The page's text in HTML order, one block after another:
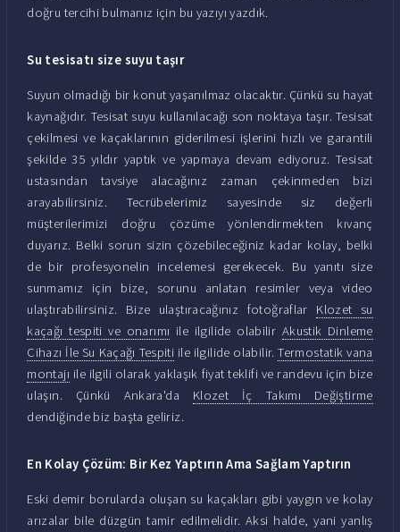
doğru tercihi bulmanız için bu yazıyı yazdık.
Su tesisatı size suyu taşır
Suyun olmadığı bir konut yaşanılmaz olacaktır. Çünkü su hayat
kaynağıdır. Tesisat suyu kullanılacağı son noktaya taşır. Tesisat
çekilmesi ve kaçaklarının giderilmesi işlerini hızlı ve garantili
şekilde 35 yıldır yaptık ve yapmaya devam ediyoruz. Tesisat
ustasından tavsiye alacağınız zaman çekinmeden bizi
arayabilirsiniz. Tecrübelerimiz sayesinde siz değerli
müşterilerimizi doğru çözüme yönlendirmekten kıvanç
duyarız. Belki sorun sizin çözebileceğiniz kadar kolay, belki
de bir profesyonelin incelemesi gerekecek. Bu yanıtı size
sunmamız için bize, sorunu anlatan resimler veya video
ulaştırabilirsiniz. Bize ulaştıracağınız fotoğraflar Klozet su
kaçağı tespiti ve onarımı ile ilgilide olabilir Akustik Dinleme
Cihazı İle Su Kaçağı Tespiti ile ilgilide olabilir.Termostatik vana
montajı ile ilgili olarak yaklaşık fiyat teklifi ve randevu için bize
ulaşın. Çünkü Ankara'da Klozet İç Takımı Değiştirme
dendiğinde biz başta geliriz.
En Kolay Çözüm: Bir Kez Yaptırın Ama Sağlam Yaptırın
Eski demir borularda oluşan su kaçakları gibi yaygın ve kolay
arızalar bile düzgün tamir edilmelidir. Aksi halde, yani yanlış